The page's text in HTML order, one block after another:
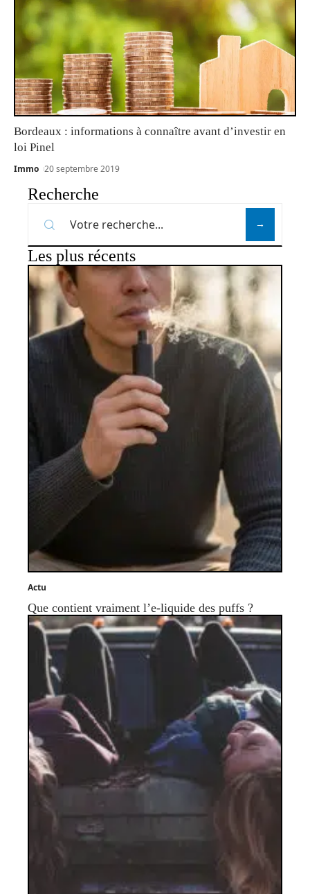
Bordeaux : informations à connaître avant d’investir en
loi Pinel
Immo 20 septembre 2019
Recherche
Les plus récents
Actu
Que contient vraiment l’e-liquide des puffs ?